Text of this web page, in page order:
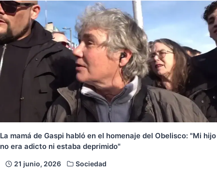
La mamá de Gaspi habló en el homenaje del Obelisco: "Mi hijo
no era adicto ni estaba deprimido"
21 junio, 2026 Sociedad